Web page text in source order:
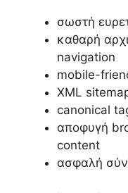
σωστή
καθαρή
navigation
mobile-
XML
canonical
αποφυγή
content
ασφαλή